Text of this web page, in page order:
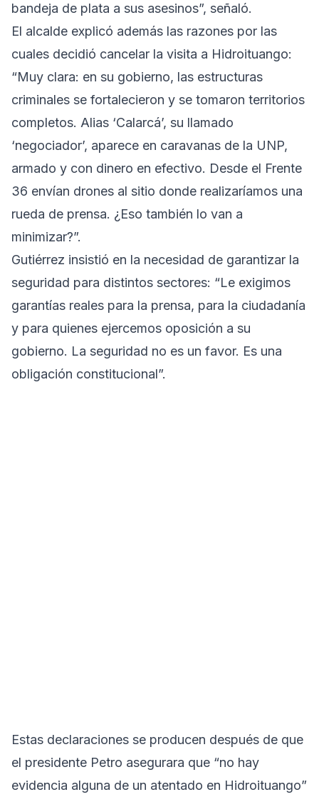
bandeja de plata a sus asesinos”, señaló.
El alcalde explicó además las razones por las
cuales decidió cancelar la visita a Hidroituango:
“Muy clara: en su gobierno, las estructuras
criminales se fortalecieron y se tomaron territorios
completos. Alias ‘Calarcá’, su llamado
‘negociador’, aparece en caravanas de la UNP,
armado y con dinero en efectivo. Desde el Frente
36 envían drones al sitio donde realizaríamos una
rueda de prensa. ¿Eso también lo van a
minimizar?”.
Gutiérrez insistió en la necesidad de garantizar la
seguridad para distintos sectores: “Le exigimos
garantías reales para la prensa, para la ciudadanía
y para quienes ejercemos oposición a su
gobierno. La seguridad no es un favor. Es una
obligación constitucional”.
Estas declaraciones se producen después de que
el presidente Petro asegurara que “no hay
evidencia alguna de un atentado en Hidroituango”